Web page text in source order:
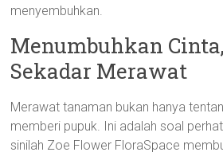
menyembuhkan.
Menumbuhkan
Sekadar Merawat
Merawat tanaman bukan hanya
memberi pupuk. Ini adalah soal
sinilah Zoe Flower FloraSpace